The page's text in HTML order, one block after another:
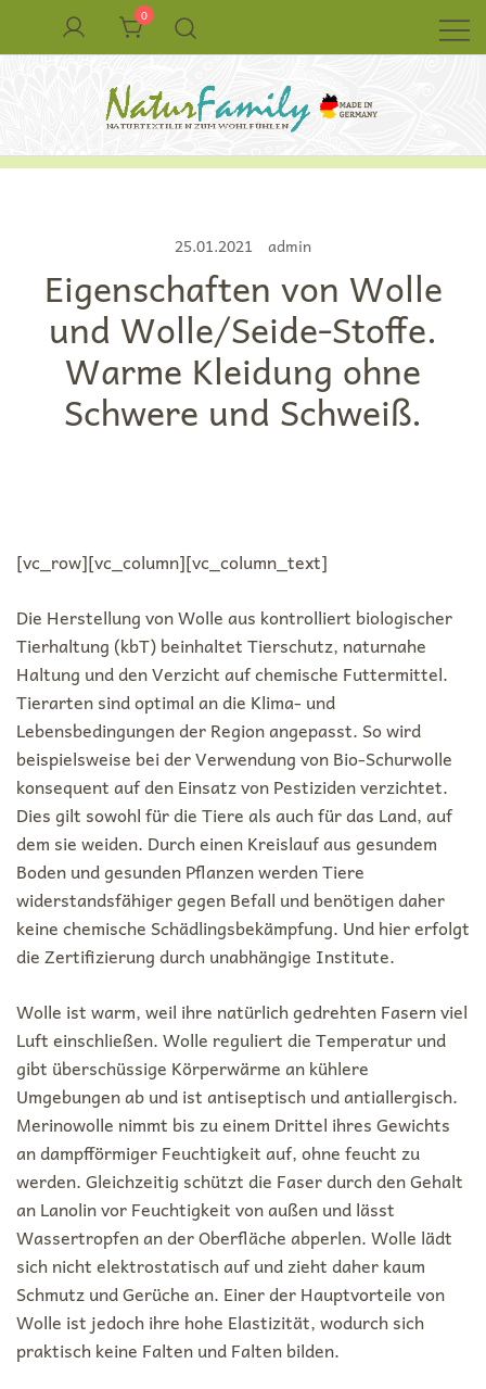
0
NaturFamily Shop – Naturtextilien für
Naturkleidung aus Wolle und Seide
25.01.2021 admin
Eigenschaften von Wolle
und Wolle/Seide-Stoffe.
Warme Kleidung ohne
Schwere und Schweiß.
[vc_row][vc_column][vc_column_text]
Die Herstellung von Wolle aus kontrolliert biologischer
Tierhaltung (kbT) beinhaltet Tierschutz, naturnahe
Haltung und den Verzicht auf chemische Futtermittel.
Tierarten sind optimal an die Klima- und
Lebensbedingungen der Region angepasst. So wird
beispielsweise bei der Verwendung von Bio-Schurwolle
konsequent auf den Einsatz von Pestiziden verzichtet.
Dies gilt sowohl für die Tiere als auch für das Land, auf
dem sie weiden. Durch einen Kreislauf aus gesundem
Boden und gesunden Pflanzen werden Tiere
widerstandsfähiger gegen Befall und benötigen daher
keine chemische Schädlingsbekämpfung. Und hier erfolgt
die Zertifizierung durch unabhängige Institute.
Wolle ist warm, weil ihre natürlich gedrehten Fasern viel
Luft einschließen. Wolle reguliert die Temperatur und
gibt überschüssige Körperwärme an kühlere
Umgebungen ab und ist antiseptisch und antiallergisch.
Merinowolle nimmt bis zu einem Drittel ihres Gewichts
an dampfförmiger Feuchtigkeit auf, ohne feucht zu
werden. Gleichzeitig schützt die Faser durch den Gehalt
an Lanolin vor Feuchtigkeit von außen und lässt
Wassertropfen an der Oberfläche abperlen. Wolle lädt
sich nicht elektrostatisch auf und zieht daher kaum
Schmutz und Gerüche an. Einer der Hauptvorteile von
Wolle ist jedoch ihre hohe Elastizität, wodurch sich
praktisch keine Falten und Falten bilden.